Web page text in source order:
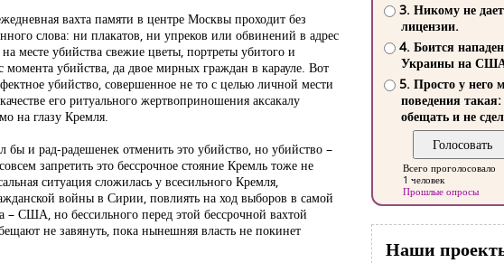
вахта памяти в центре Москвы проходит без
слова: ни плакатов, ни упреков или обвинений в адрес
месте убийства свежие цветы, портреты убитого и
момента убийства, да двое мирных граждан в карауле. Вот
убийство, совершенное не то с целью личной мести
его ритуального жертвоприношения аксакалу
на глазу Кремля.
и рад-радешенек отменить это убийство, но убийство –
запретить это бессрочное стояние Кремль тоже не
ситуация сложилась у всесильного Кремля,
войны в Сирии, повлиять на ход выборов в самой
– США, но бессильного перед этой бессрочной вахтой
не завянуть, пока нынешняя власть не покинет
3. Никому не
лицензии.
4. Боится
Украины на
5. Просто у него
поведения такая:
обещать и не
Всего проголосовало
1 человек
Прошлые опросы
Наши